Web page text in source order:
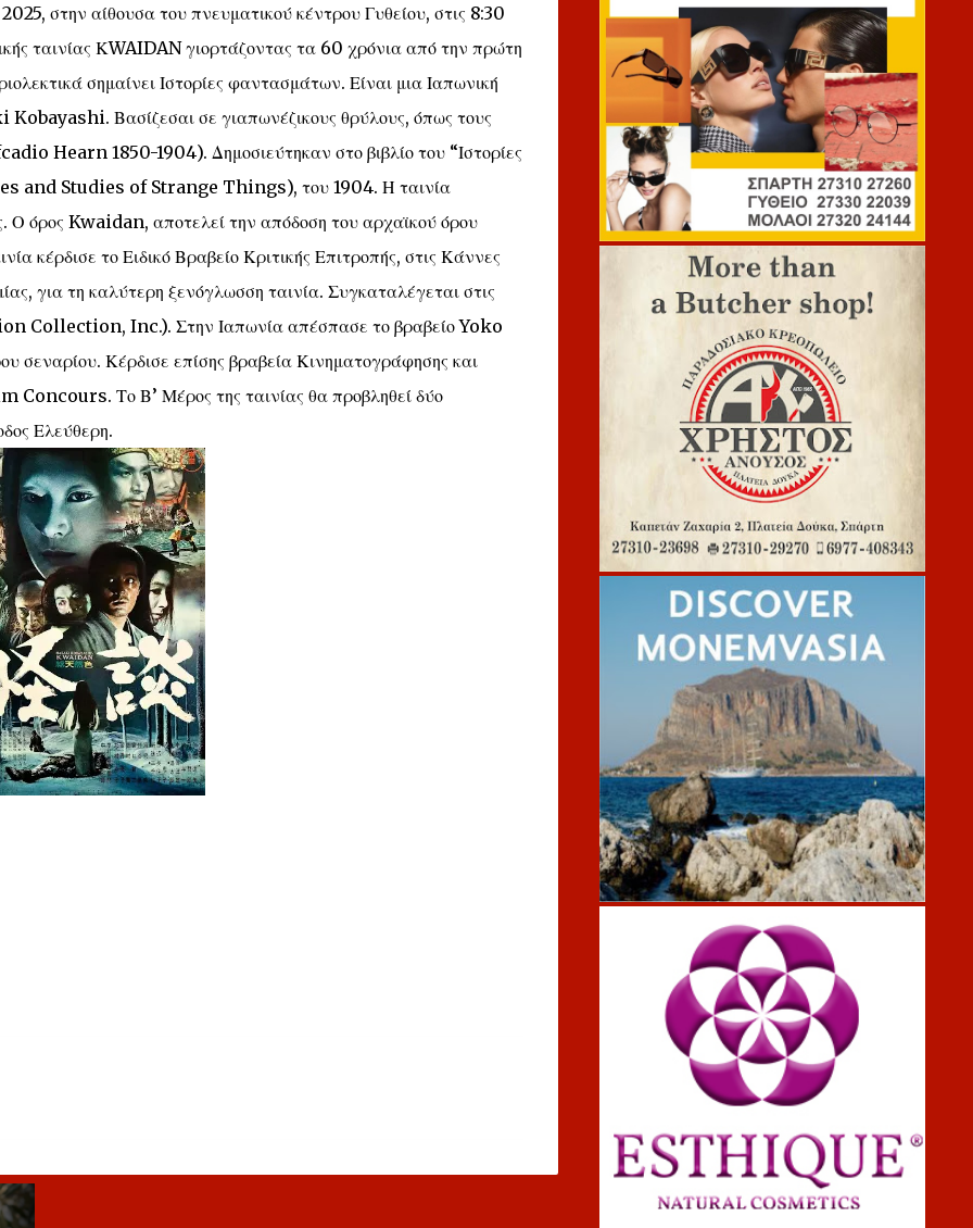
στην αίθουσα του πνευματικού κέντρου Γυθείου, στις 8:30
ταινίας ΚWAIDAN γιορτάζοντας τα 60 χρόνια από την πρώτη
σημαίνει Ιστορίες φαντασμάτων. Είναι μια Ιαπωνική
Βασίζεσαι σε γιαπωνέζικους θρύλους, όπως τους
Hearn 1850-1904). Δημοσιεύτηκαν στο βιβλίο του “Ιστορίες
and Studies of Strange Things), του 1904. Η ταινία
Ο όρος Kwaidan, αποτελεί την απόδοση του αρχαϊκού όρου
κέρδισε το Ειδικό Βραβείο Κριτικής Επιτροπής, στις Κάννες
για τη καλύτερη ξενόγλωσση ταινία. Συγκαταλέγεται στις
Collection, Inc.). Στην Ιαπωνία απέσπασε το βραβείο Yoko
Κέρδισε επίσης βραβεία Κινηματογράφησης και
Concours. Το Β’ Μέρος της ταινίας θα προβληθεί δύο
Ελεύθερη.